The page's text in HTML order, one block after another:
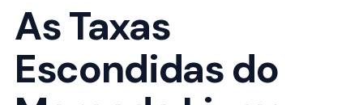
As Taxas
Escondidas do